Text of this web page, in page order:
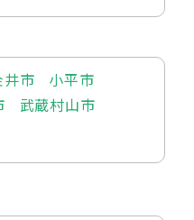
井市
小平市
武蔵村山市